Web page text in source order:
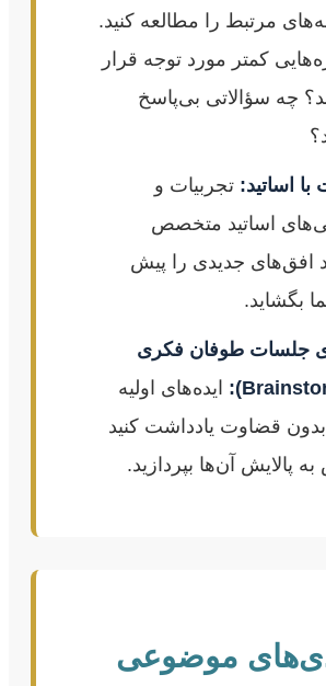
مرتبط را مطالعه کنید.
کمتر مورد توجه قرار
چه سؤالاتی بی‌پاسخ
اساتید: تجربیات و
اساتید متخصص
افق‌های جدیدی را پیش
بگشاید.
جلسات طوفان فکری
ایده‌های اولیه
قضاوت یادداشت کنید
پالایش آن‌ها بپردازید.
موضوعی